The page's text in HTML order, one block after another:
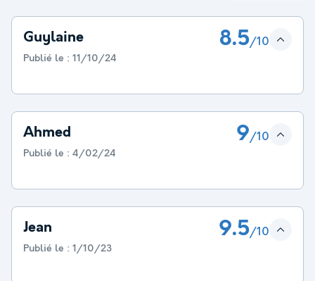
Guylaine 8.5/10
Publié le : 11/10/24
Ahmed 9/10
Publié le : 4/02/24
Jean 9.5/10
Publié le : 1/10/23